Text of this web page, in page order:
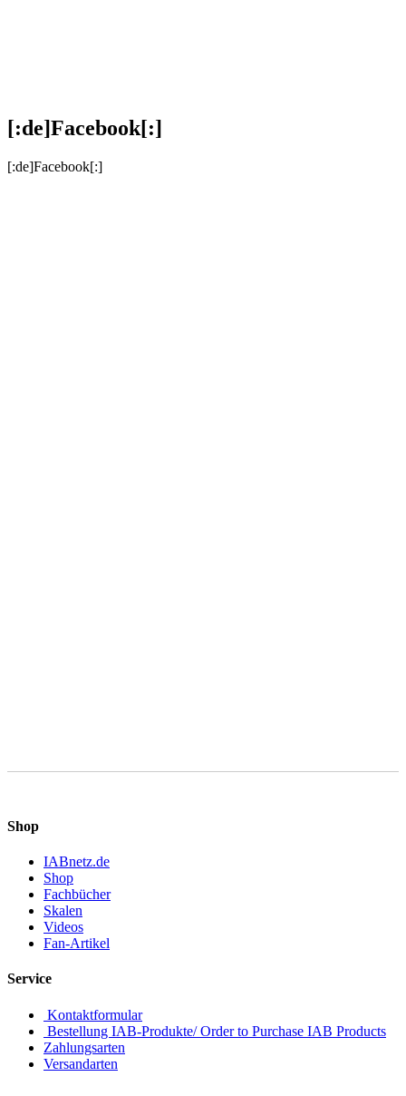
[:de]Facebook[:]
[:de]Facebook[:]
Shop
IABnetz.de
Shop
Fachbücher
Skalen
Videos
Fan-Artikel
Service
Kontaktformular
Bestellung IAB-Produkte/ Order to Purchase IAB Products
Zahlungsarten
Versandarten